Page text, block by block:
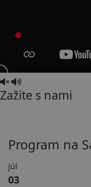
Zažite s nami
Program na
júl
03